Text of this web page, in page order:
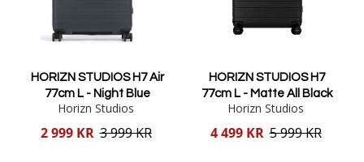
HORIZN STUDIOS H7 Air
77cm L - Night Blue
Horizn Studios
Reducerat
2 999 KR 3 999 KR
HORIZN STUDIOS H7
77cm L - Matte All Black
Horizn Studios
Reducerat
4 499 KR 5 999 KR